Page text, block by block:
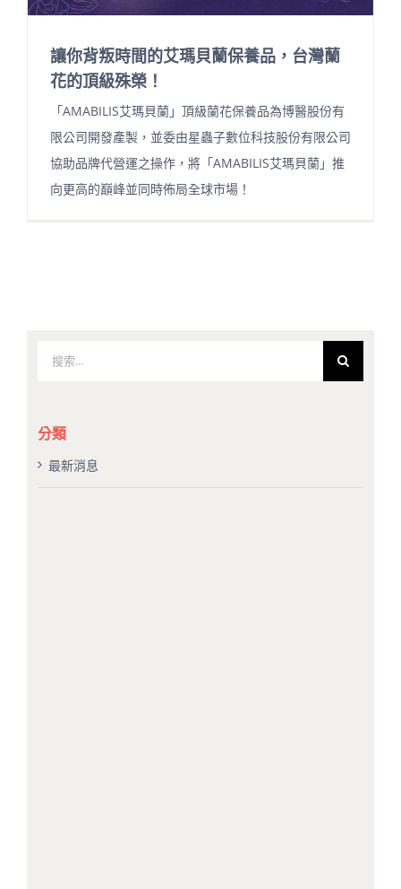
讓你背叛時間的艾瑪貝蘭保養品，台灣蘭
花的頂級殊榮！
「AMABILIS艾瑪貝蘭」頂級蘭花保養品為博醫股份有
限公司開發產製，並委由星蟲子數位科技股份有限公司
協助品牌代營運之操作，將「AMABILIS艾瑪貝蘭」推
向更高的巔峰並同時佈局全球市場！
果：
分類
最新消息